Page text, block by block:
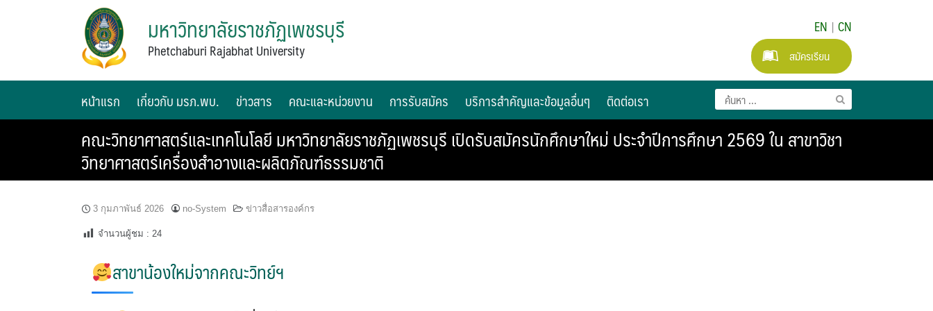
มหาวิทยาลัยราชภัฏเพชรบุรี
Phetchaburi Rajabhat University
EN | CN
สมัครเรียน
หน้าแรก เกี่ยวกับ มรภ.พบ. ข่าวสาร คณะและหน่วยงาน การรับสมัคร บริการสำคัญและข้อมูลอื่นๆ ติดต่อเรา
คณะวิทยาศาสตร์และเทคโนโลยี มหาวิทยาลัยราชภัฏเพชรบุรี เปิดรับสมัครนักศึกษาใหม่ ประจำปีการศึกษา 2569 ใน สาขาวิชา
วิทยาศาสตร์เครื่องสำอางและผลิตภัณฑ์ธรรมชาติ
3 กุมภาพันธ์ 2026 no-System ข่าวสื่อสารองค์กร
จำนวนผู้ชม : 24
สาขาน้องใหม่จากคณะวิทย์ฯ